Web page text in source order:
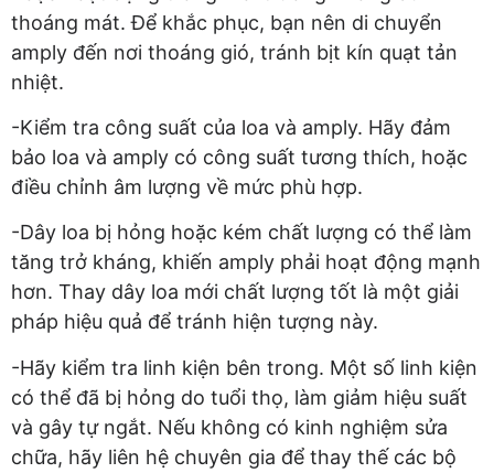
thoáng mát. Để khắc phục, bạn nên di chuyển
amply đến nơi thoáng gió, tránh bịt kín quạt tản
nhiệt.
-Kiểm tra công suất của loa và amply. Hãy đảm
bảo loa và amply có công suất tương thích, hoặc
điều chỉnh âm lượng về mức phù hợp.
-Dây loa bị hỏng hoặc kém chất lượng có thể làm
tăng trở kháng, khiến amply phải hoạt động mạnh
hơn. Thay dây loa mới chất lượng tốt là một giải
pháp hiệu quả để tránh hiện tượng này.
-Hãy kiểm tra linh kiện bên trong. Một số linh kiện
có thể đã bị hỏng do tuổi thọ, làm giảm hiệu suất
và gây tự ngắt. Nếu không có kinh nghiệm sửa
chữa, hãy liên hệ chuyên gia để thay thế các bộ